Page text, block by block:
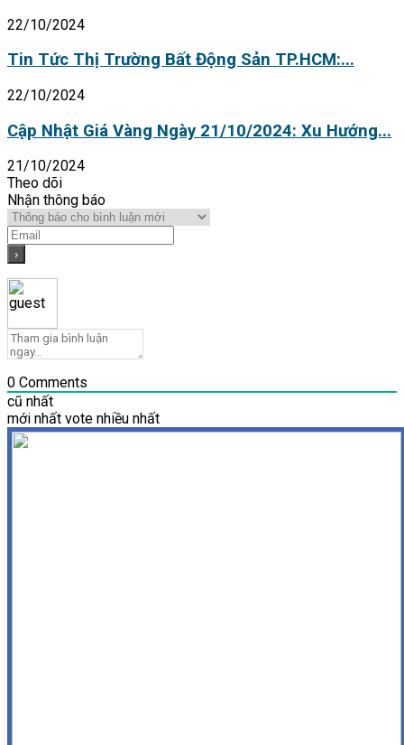
22/10/2024
Tin Tức Thị Trường Bất Động Sản TP.HCM:...
22/10/2024
Cập Nhật Giá Vàng Ngày 21/10/2024: Xu Hướng...
21/10/2024
Theo dõi
Nhận thông báo
0 Comments
cũ nhất
mới nhất vote nhiều nhất